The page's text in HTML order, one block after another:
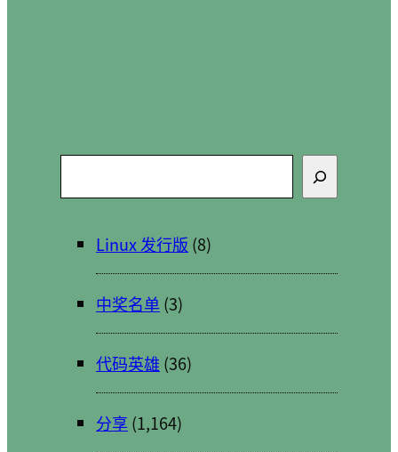
索
Linux 发行版 (8)
中奖名单 (3)
代码英雄 (36)
分享 (1,164)